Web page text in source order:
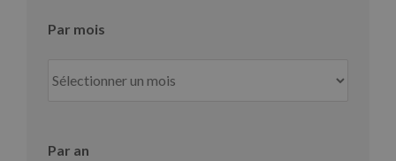
Par mois
mois
Par an